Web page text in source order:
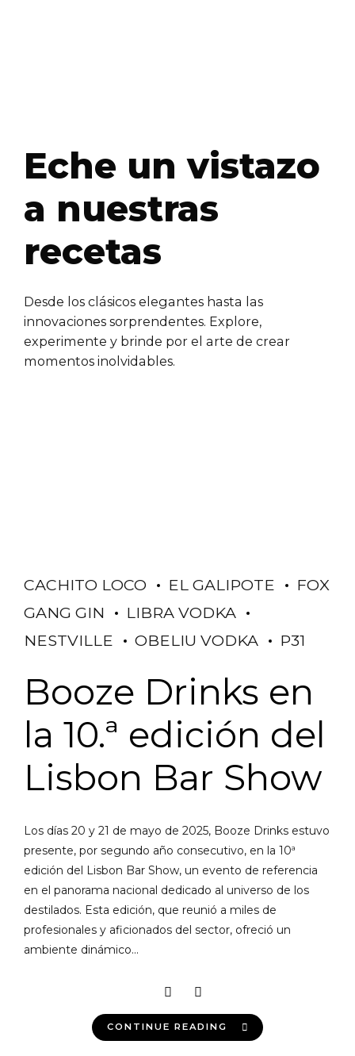
Eche un vistazo
a nuestras
recetas
Desde los clásicos elegantes hasta las
innovaciones sorprendentes. Explore,
experimente y brinde por el arte de crear
momentos inolvidables.
CACHITO LOCO EL GALIPOTE
FOX
GANG GIN
LIBRA VODKA
NESTVILLE
OBELIU VODKA P31
Booze Drinks en
la 10.ª edición del
Lisbon Bar Show
Los días 20 y 21 de mayo de 2025, Booze Drinks estuvo
presente, por segundo año consecutivo, en la 10ª
edición del Lisbon Bar Show, un evento de referencia
en el panorama nacional dedicado al universo de los
destilados. Esta edición, que reunió a miles de
profesionales y aficionados del sector, ofreció un
ambiente dinámico...
CONTINUE READING